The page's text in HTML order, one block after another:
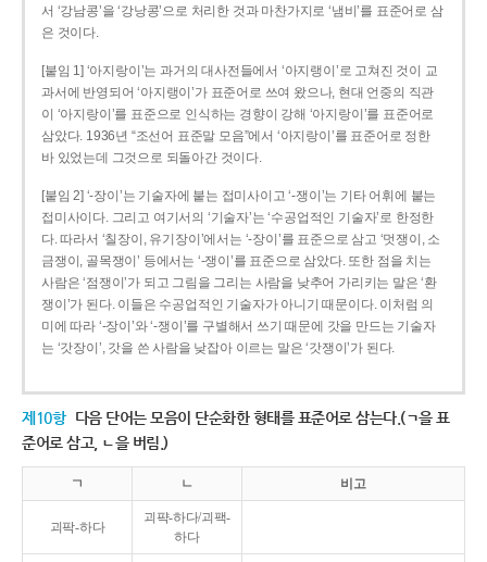
서 ‘강남콩’을 ‘강낭콩’으로 처리한 것과 마찬가지로 ‘냄비’를 표준어로 삼
은 것이다.
[붙임 1] ‘아지랑이’는 과거의 대사전들에서 ‘아지랭이’로 고쳐진 것이 교
과서에 반영되어 ‘아지랭이’가 표준어로 쓰여 왔으나, 현대 언중의 직관
이 ‘아지랑이’를 표준으로 인식하는 경향이 강해 ‘아지랑이’를 표준어로
삼았다. 1936년 “조선어 표준말 모음”에서 ‘아지랑이’를 표준어로 정한
바 있었는데 그것으로 되돌아간 것이다.
[붙임 2] ‘-장이’는 기술자에 붙는 접미사이고 ‘-쟁이’는 기타 어휘에 붙는
접미사이다. 그리고 여기서의 ‘기술자’는 ‘수공업적인 기술자’로 한정한
다. 따라서 ‘칠장이, 유기장이’에서는 ‘-장이’를 표준으로 삼고 ‘멋쟁이, 소
금쟁이, 골목쟁이’ 등에서는 ‘-쟁이’를 표준으로 삼았다. 또한 점을 치는
사람은 ‘점쟁이’가 되고 그림을 그리는 사람을 낮추어 가리키는 말은 ‘환
쟁이’가 된다. 이들은 수공업적인 기술자가 아니기 때문이다. 이처럼 의
미에 따라 ‘-장이’와 ‘-쟁이’를 구별해서 쓰기 때문에 갓을 만드는 기술자
는 ‘갓장이’, 갓을 쓴 사람을 낮잡아 이르는 말은 ‘갓쟁이’가 된다.
제10항 다음 단어는 모음이 단순화한 형태를 표준어로 삼는다.(ㄱ을 표
준어로 삼고, ㄴ을 버림.)
ㄱ ㄴ 비고
괴팍-하다
괴퍅-하다/괴팩-
하다